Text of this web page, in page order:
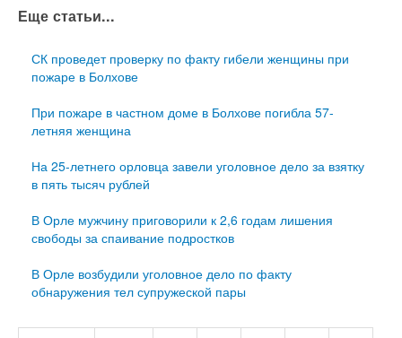
Еще статьи...
СК проведет проверку по факту гибели женщины при
пожаре в Болхове
При пожаре в частном доме в Болхове погибла 57-
летняя женщина
На 25-летнего орловца завели уголовное дело за взятку
в пять тысяч рублей
В Орле мужчину приговорили к 2,6 годам лишения
свободы за спаивание подростков
В Орле возбудили уголовное дело по факту
обнаружения тел супружеской пары